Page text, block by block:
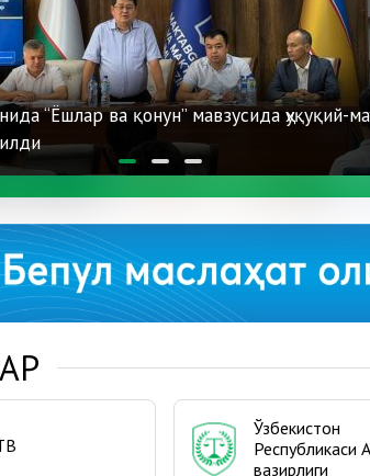
“Ёшлар ва қонун” мавзусида ҳуқуқий-
Ўзбекистон
Республикаси
вазирлиги